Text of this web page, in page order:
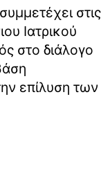
στις
Ιατρικού
στο διάλογο
επίλυση των